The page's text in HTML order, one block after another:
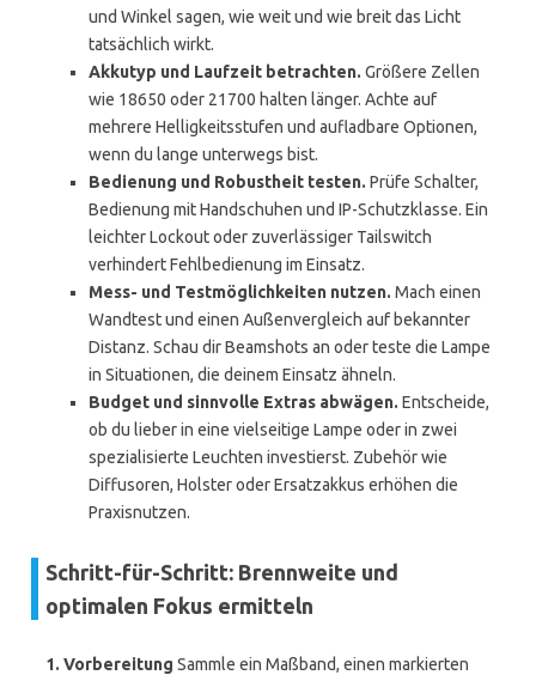
und Winkel sagen, wie weit und wie breit das Licht
tatsächlich wirkt.
Akkutyp und Laufzeit betrachten. Größere Zellen
wie 18650 oder 21700 halten länger. Achte auf
mehrere Helligkeitsstufen und aufladbare Optionen,
wenn du lange unterwegs bist.
Bedienung und Robustheit testen. Prüfe Schalter,
Bedienung mit Handschuhen und IP-Schutzklasse. Ein
leichter Lockout oder zuverlässiger Tailswitch
verhindert Fehlbedienung im Einsatz.
Mess- und Testmöglichkeiten nutzen. Mach einen
Wandtest und einen Außenvergleich auf bekannter
Distanz. Schau dir Beamshots an oder teste die Lampe
in Situationen, die deinem Einsatz ähneln.
Budget und sinnvolle Extras abwägen. Entscheide,
ob du lieber in eine vielseitige Lampe oder in zwei
spezialisierte Leuchten investierst. Zubehör wie
Diffusoren, Holster oder Ersatzakkus erhöhen die
Praxisnutzen.
Schritt-für-Schritt: Brennweite und
optimalen Fokus ermitteln
1. Vorbereitung Sammle ein Maßband, einen markierten